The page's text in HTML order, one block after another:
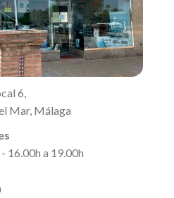
6,
Mar, Málaga
16.00h a 19.00h